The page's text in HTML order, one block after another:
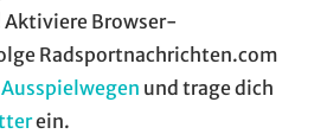
Browser-
Radsportnachrichten.com
Ausspielwegen und trage dich
ein.